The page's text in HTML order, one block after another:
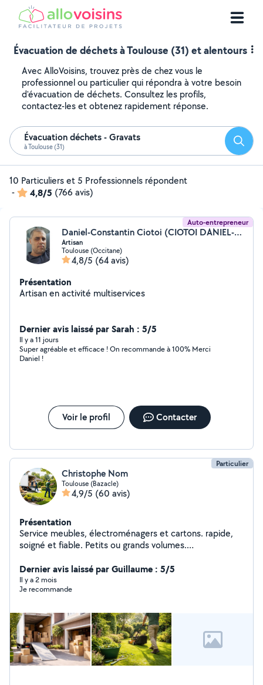
Évacuation de déchets à Toulouse (31) et alentours
Avec AlloVoisins, trouvez près de chez vous le
professionnel ou particulier qui répondra à votre besoin
d'évacuation de déchets. Consultez les profils,
contactez-les et obtenez rapidement réponse.
Évacuation déchets - Gravats
à Toulouse (31)
10 Particuliers et 5 Professionnels répondent
-
4,8/5 (766 avis)
Auto-entrepreneur
Daniel-Constantin Ciotoi (CIOTOI DANIEL-CONSTANTIN)
Artisan
Toulouse (Occitane)
4,8/5 (64 avis)
Présentation
Artisan en activité multiservices
Dernier avis laissé par Sarah : 5/5
Il y a 11 jours
Super agréable et efficace ! On recommande à 100% Merci
Daniel !
Voir le profil Contacter
Particulier
Christophe Nom
Toulouse (Bazacle)
4,9/5 (60 avis)
Présentation
Service meubles, électroménagers et cartons. rapide,
soigné et fiable. Petits ou grands volumes.
haies pelouse et nettoyage
Dernier avis laissé par Guillaume : 5/5
Il y a 2 mois
Je recommande